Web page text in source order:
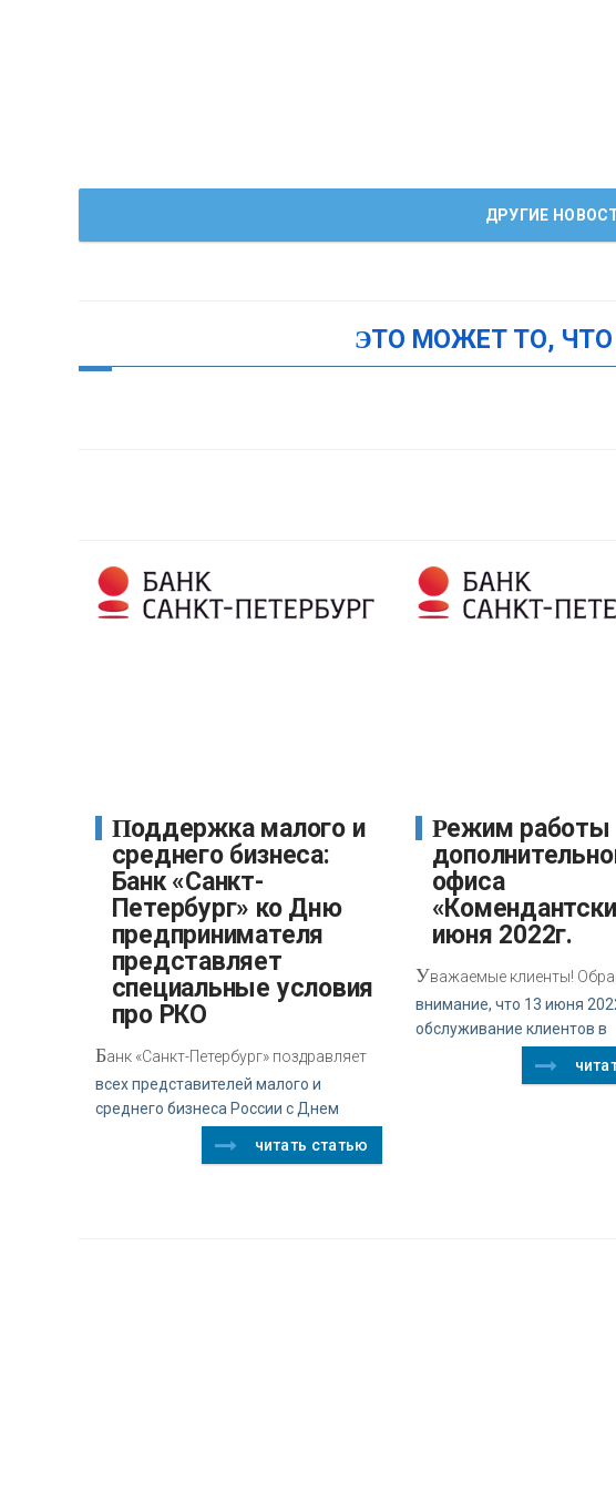
ДРУГИЕ
ЭТО МОЖЕТ ТО,
Поддержка малого и
среднего бизнеса:
Банк «Санкт-
Петербург» ко Дню
предпринимателя
представляет
специальные условия
про РКО
Банк «Санкт-Петербург» поздравляет
всех представителей малого и
среднего бизнеса России с Днем
читать статью
Режим работы
офиса
июня 2022г.
Уважаемые клиенты!
внимание, что 13 июня
обслуживание клиентов в